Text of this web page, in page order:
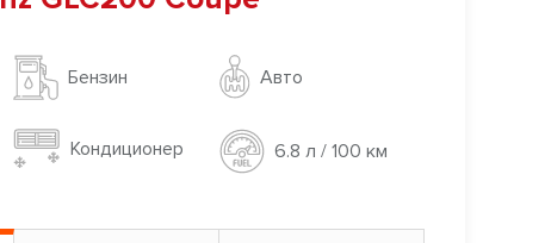
Бензин Авто
Кондиционер 6.8 л / 100 км